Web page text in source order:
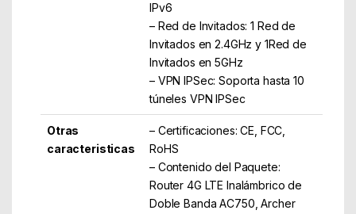
IPv6
– Red de Invitados: 1 Red de
Invitados en 2.4GHz y 1Red de
Invitados en 5GHz
– VPN IPSec: Soporta hasta 10
túneles VPN IPSec
Otras
caracteristicas
– Certificaciones: CE, FCC,
RoHS
– Contenido del Paquete:
Router 4G LTE Inalámbrico de
Doble Banda AC750, Archer